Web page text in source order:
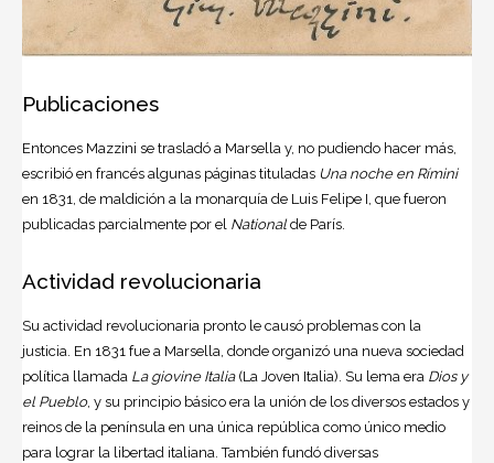
Publicaciones
Entonces Mazzini se trasladó a Marsella y, no pudiendo hacer más,
escribió en francés algunas páginas tituladas Una noche en Rímini
en 1831, de maldición a la monarquía de Luis Felipe I, que fueron
publicadas parcialmente por el Nationalde París.
Actividad revolucionaria
Su actividad revolucionaria pronto le causó problemas con la
justicia. En 1831 fue a Marsella, donde organizó una nueva sociedad
política llamada La giovine Italia(La Joven Italia). Su lema era Dios y
el Pueblo, y su principio básico era la unión de los diversos estados y
reinos de la península en una única república como único medio
para lograr la libertad italiana. También fundó diversas